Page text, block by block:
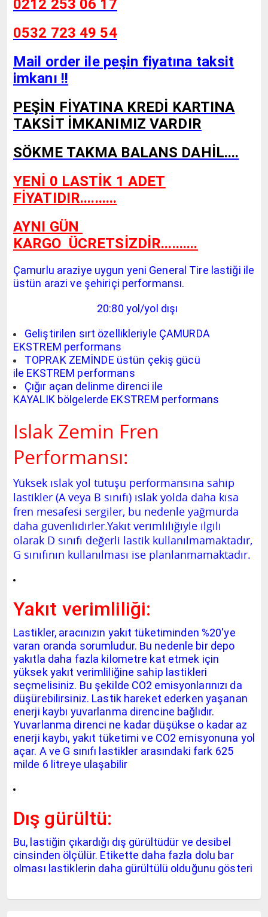
0212 253 06 17
0532 723 49 54
Mail order ile peşin fiyatına taksit
imkanı !!
PEŞİN FİYATINA KREDİ KARTINA
TAKSİT İMKANIMIZ VARDIR
SÖKME TAKMA BALANS DAHİL....
YENİ 0 LASTİK 1 ADET
FİYATIDIR..........
AYNI GÜN
KARGO ÜCRETSİZDİR..........
Çamurlu araziye uygun yeni General Tire lastiği ile
üstün arazi ve şehiriçi performansı.
20:80 yol/yol dışı
Geliştirilen sırt özellikleriyle ÇAMURDA
EKSTREM performans
TOPRAK ZEMİNDE üstün çekiş gücü
ile EKSTREM performans
Çığır açan delinme direnci ile
KAYALIK bölgelerde EKSTREM performans
Islak Zemin Fren
Performansı:
Yüksek ıslak yol tutuşu performansına sahip
lastikler (A veya B sınıfı) ıslak yolda daha kısa
fren mesafesi sergiler, bu nedenle yağmurda
daha güvenlidirler.Yakıt verimliliğiyle ilgili
olarak D sınıfı değerli lastik kullanılmamaktadır,
G sınıfının kullanılması ise planlanmamaktadır.
Yakıt verimliliği:
Lastikler, aracınızın yakıt tüketiminden %20'ye
varan oranda sorumludur. Bu nedenle bir depo
yakıtla daha fazla kilometre kat etmek için
yüksek yakıt verimliliğine sahip lastikleri
seçmelisiniz. Bu şekilde CO2 emisyonlarınızı da
düşürebilirsiniz. Lastik hareket ederken yaşanan
enerji kaybı yuvarlanma direncine bağlıdır.
Yuvarlanma direnci ne kadar düşükse o kadar az
enerji kaybı, yakıt tüketimi ve CO2 emisyonuna yol
açar. A ve G sınıfı lastikler arasındaki fark 625
milde 6 litreye ulaşabilir
Dış gürültü:
Bu, lastiğin çıkardığı dış gürültüdür ve desibel
cinsinden ölçülür. Etikette daha fazla dolu bar
olması lastiklerin daha gürültülü olduğunu gösteri